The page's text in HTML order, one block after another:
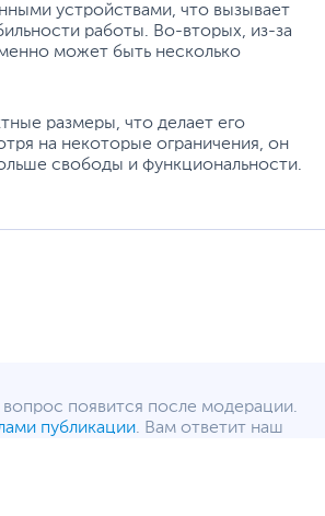
устройствами, что вызывает
работы. Во-вторых, из-за
может быть несколько
размеры, что делает его
на некоторые ограничения, он
свободы и функциональности.
появится после модерации.
публикации. Вам ответит наш